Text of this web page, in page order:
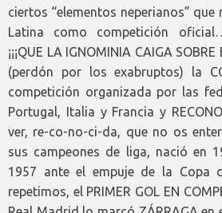
ciertos “elementos neperianos” que
Latina como competición
¡¡¡QUE LA IGNOMINIA CAIGA
(perdón por los exabruptos) la
competición organizada por las
Portugal, Italia y Francia y
ver, re-co-no-ci-da, que no os
sus campeones de liga, nació en
1957 ante el empuje de la Copa
repetimos, el PRIMER GOL EN